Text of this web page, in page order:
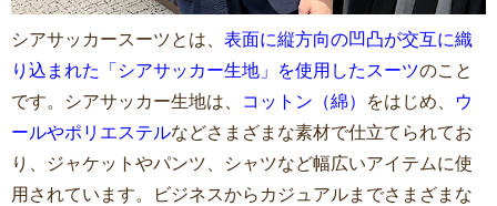
シアサッカースーツとは、 表面に縦方向の凹凸が交互に織
り込まれた「シアサッカー生地」を使用したスーツのこと
です。シアサッカー生地は、
コットン（綿） をはじめ、
ウ
ールやポリエステルなどさまざまな素材で仕立てられてお
り、ジャケットやパンツ、シャツなど幅広いアイテムに使
用されています。ビジネスからカジュアルまでさまざまな